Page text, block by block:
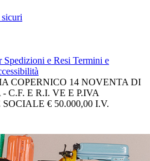
Spedizioni e Resi Termini e
COPERNICO 14 NOVENTA DI
C.F. E R.I. VE E P.IVA
€ 50.000,00 I.V.